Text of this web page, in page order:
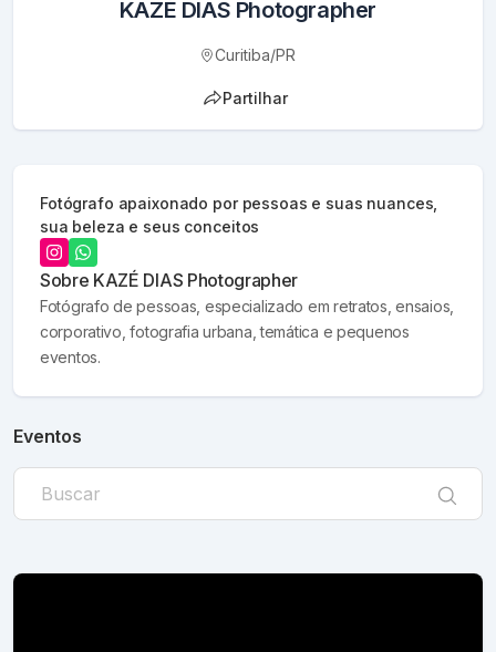
KAZÉ DIAS Photographer
Curitiba/PR
Partilhar
Fotógrafo apaixonado por pessoas e suas nuances,
sua beleza e seus conceitos
Sobre KAZÉ DIAS Photographer
Fotógrafo de pessoas, especializado em retratos, ensaios,
corporativo, fotografia urbana, temática e pequenos
eventos.
Eventos